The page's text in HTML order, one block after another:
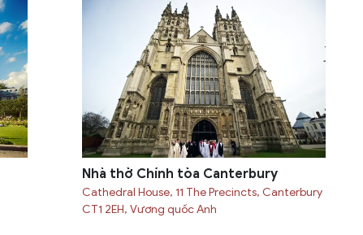
Nhà thờ Chính tòa Canterbury
Cathedral House, 11 The Precincts, Canterbury
CT1 2EH, Vương quốc Anh